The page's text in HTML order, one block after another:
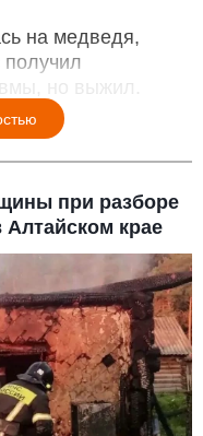
на медведя,
получил
но выжил.
при разборе
крае